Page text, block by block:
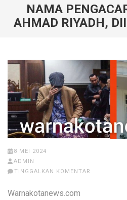
NAMA
AHMAD RIYADH,
8 MEI 2024
ADMIN
TINGGALKAN KOMENTAR
Warnakotanews.com